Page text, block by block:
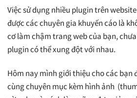
Việc sử dụng nhiều plugin trên
được các chuyên gia khuyến cáo là
cơ làm chậm trang web của bạn,
plugin có thể xung đột với nhau.
Hôm nay mình giới thiệu cho các bạn
cùng chuyên mục kèm hình ảnh